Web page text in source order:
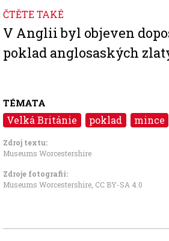
ČTĚTE TAKÉ
V Anglii byl objeven
poklad anglosaských
TÉMATA
Velká Británie poklad mince
Zdroj textu:
Museums Worcestershire
Zdroje fotografii:
Museums Worcestershire CC BY-SA 4.0